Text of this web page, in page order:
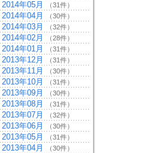
2014年05月 （31件）
2014年04月 （30件）
2014年03月 （32件）
2014年02月 （28件）
2014年01月 （31件）
2013年12月 （31件）
2013年11月 （30件）
2013年10月 （31件）
2013年09月 （30件）
2013年08月 （31件）
2013年07月 （32件）
2013年06月 （30件）
2013年05月 （31件）
2013年04月 （30件）